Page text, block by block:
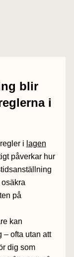
blir
i
i lagen
påverkar hur
på
kan
– ofta utan att
dig som